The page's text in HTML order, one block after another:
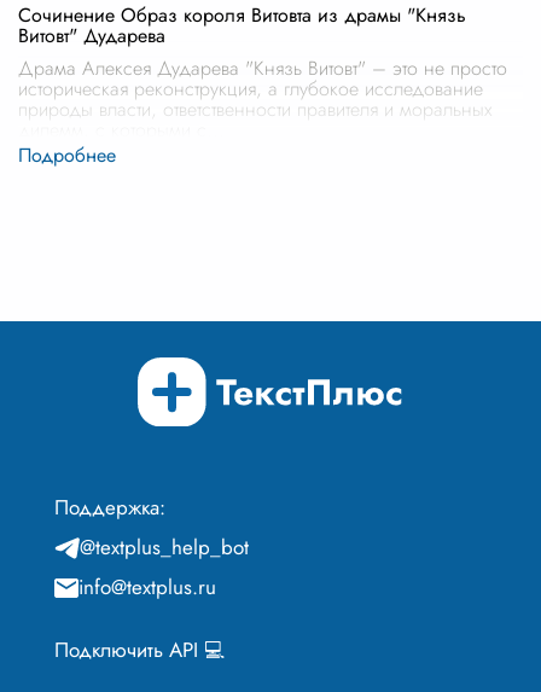
Сочинение Образ короля Витовта из драмы "Князь
Витовт" Дударева
Драма Алексея Дударева "Князь Витовт" – это не просто
историческая реконструкция, а глубокое исследование
природы власти, ответственности правителя и моральных
Поддержка:
@textplus_help_bot
info@textplus.ru
Подключить API 💻